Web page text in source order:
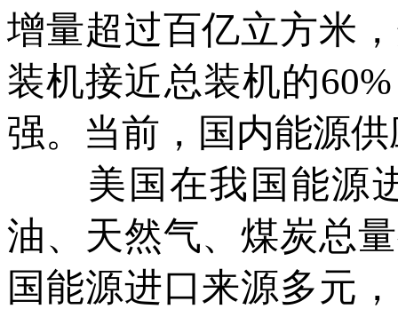
增量超过百亿立方米
装机接近总装机的
强。当前，国内能源
美国在我国能源进
油、天然气、煤炭总
国能源进口来源多元